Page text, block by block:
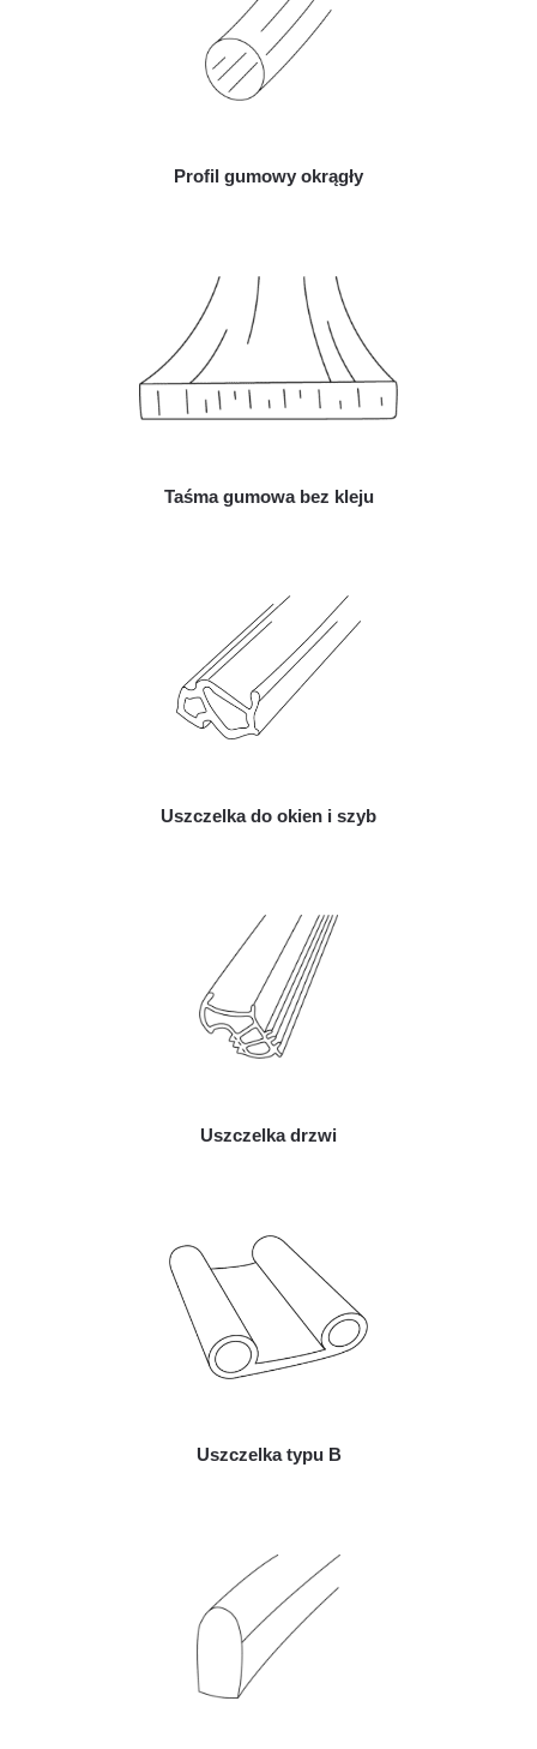
Profil gumowy okrągły
Taśma gumowa bez kleju
Uszczelka do okien i szyb
Uszczelka drzwi
Uszczelka typu B